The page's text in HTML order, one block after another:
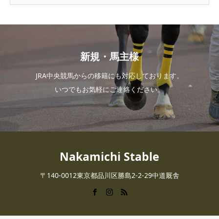
新規・馬主様
JRA中央競馬からの移籍にも対応しております。
いつでもお気軽にご連絡ください。
Nakamichi Stable
〒140-0012東京都品川区勝島2-2-29中道厩舎